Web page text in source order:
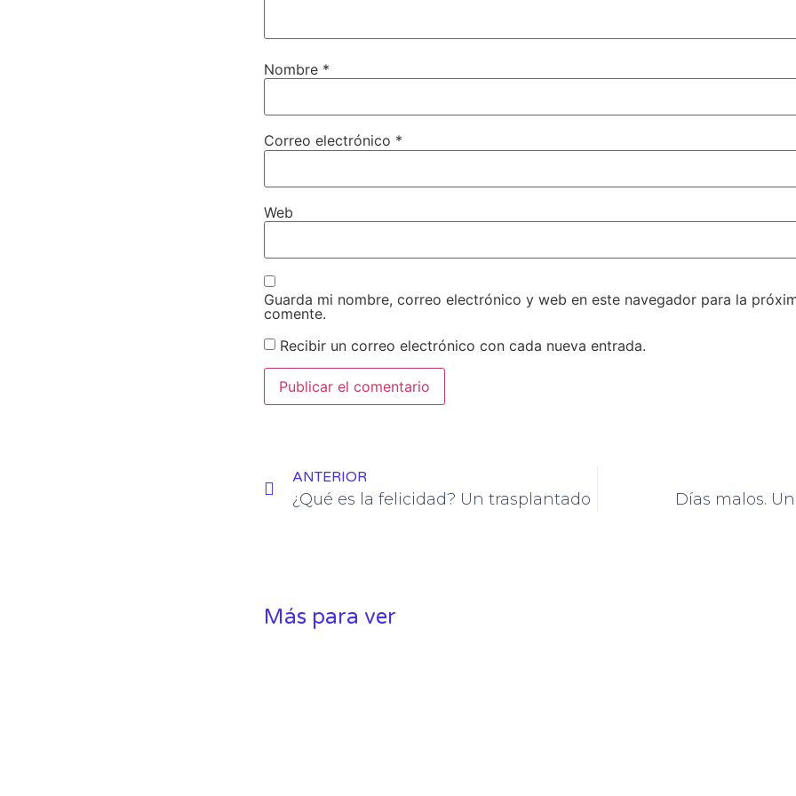
Nombre *
Correo electrónico *
Web
Guarda mi nombre, correo electrónico y web en este navegador para la
comente.
Recibir un correo electrónico con cada nueva entrada.
ANTERIOR
¿Qué es la felicidad? Un trasplantado Días malos.
Más para ver